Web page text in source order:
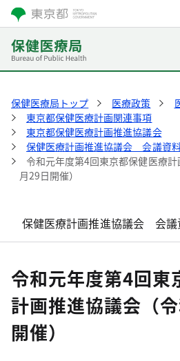
保健医療局トップ 医療政策
東京都保健医療計画関連事項
東京都保健医療計画推進協議会
保健医療計画推進協議会 会議資料
令和元年度第4回東京都保健医療
月29日開催）
保健医療計画推進協議会 会議
令和元年度第4回東
計画推進協議会（
開催）